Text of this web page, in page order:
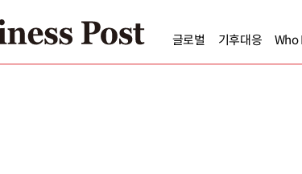
글로벌 기후대응 Who